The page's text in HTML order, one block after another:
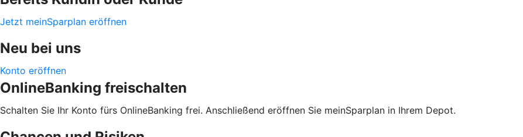
Jetzt meinSparplan eröffnen
Neu bei uns
Konto eröffnen
OnlineBanking freischalten
Schalten Sie Ihr Konto fürs OnlineBanking frei. Anschließend eröffnen Sie meinSparplan in Ihrem Depot.